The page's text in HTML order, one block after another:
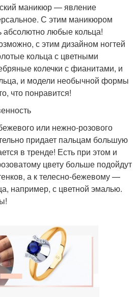
маникюр — явление
С этим маникюром
абсолютно любые кольца!
с этим дизайном ногтей
кольца с цветными
колечки с фианитами, и
и модели необычной формы
что понравится!
или нежно-розового
придает пальцам большую
в тренде! Есть при этом и
цвету больше подойдут
а к телесно-бежевому —
например, с цветной эмалью.